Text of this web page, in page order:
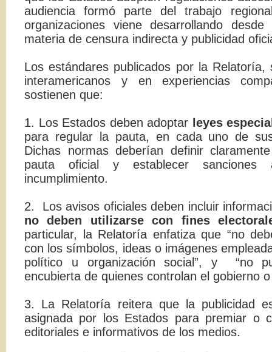
audiencia formó parte del trabajo
organizaciones viene desarrollando
materia de censura indirecta y publicidad
Los estándares publicados por la Relatoría,
interamericanos y en experiencias
sostienen que:
1. Los Estados deben adoptar leyes
para regular la pauta, en cada uno de
Dichas normas deberían definir
pauta oficial y establecer sanciones
incumplimiento.
2. Los avisos oficiales deben incluir
no deben utilizarse con fines
particular, la Relatoría enfatiza que “no
con los símbolos, ideas o imágenes
político u organización social”, y “no
encubierta de quienes controlan el gobierno
3. La Relatoría reitera que la publicidad
asignada por los Estados para premiar o
editoriales e informativos de los medios.